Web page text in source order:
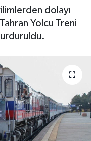
dolayı
Yolcu Treni